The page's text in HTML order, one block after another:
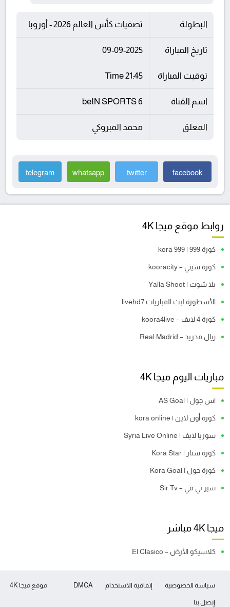
البطولة تصفيات كأس العالم 2026 - أوروبا
تاريخ المباراة 09-09-2025
توقيت المباراة 21:45 Time
اسم القناة beIN SPORTS 6
المعلق محمد المبروكي
facebook
twitter
whatsapp
telegram
روابط موقع ميجا 4K
كورة 999 | kora 999
كورة سيتي – kooracity
يلا شوت | Yalla Shoot
الأسطورة لبث المباريات livehd7
كورة 4 لايف – koora4live
ريال مدريد – Real Madrid
مباريات اليوم ميجا 4K
اس جول | AS Goal
كورة أون لاين | kora online
سوريا لايف | Syria Live Online
كورة ستار | Kora Star
كورة جول | Kora Goal
سير تي في – Sir Tv
ميجا 4K مباشر
كلاسيكو الأرض – El Clasico
موقع ميجا 4K سياسة الخصوصية إتفاقية الاستخدام DMCA
إتصل بنا